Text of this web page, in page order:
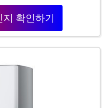
확인하기